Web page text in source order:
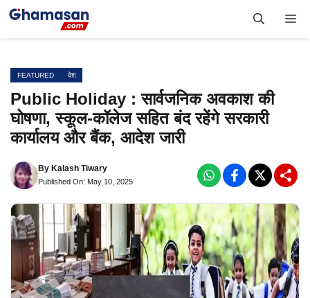
Skip
FEATURED देश
Public Holiday : सार्वजनिक अवकाश की
घोषणा, स्कूल-कॉलेज सहित बंद रहेंगे सरकारी
कार्यालय और बैंक, आदेश जारी
By Kalash Tiwary
Published On: May 10, 2025